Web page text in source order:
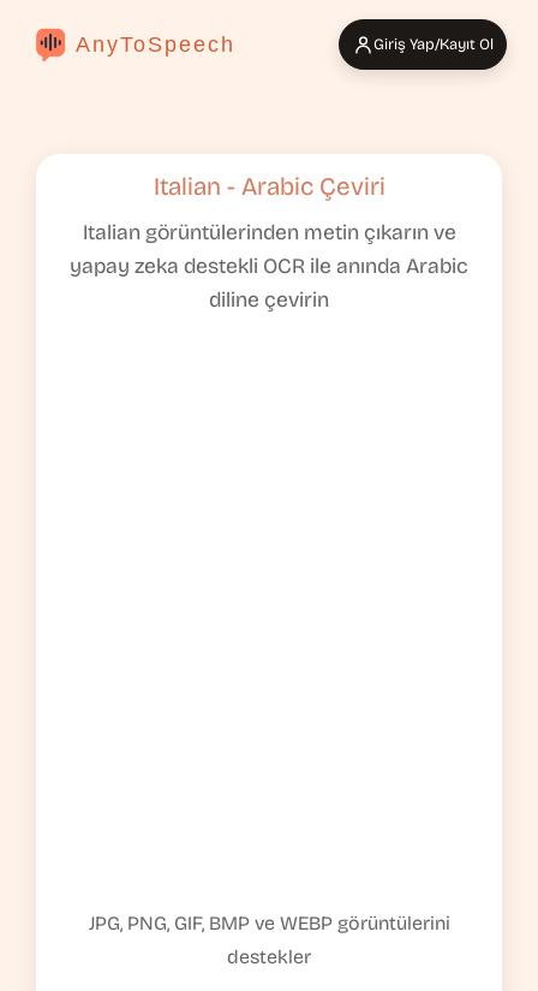
AnyToSpeech Giriş Yap/Kayıt Ol
Italian - Arabic Çeviri
Italian görüntülerinden metin çıkarın ve
yapay zeka destekli OCR ile anında Arabic
diline çevirin
JPG, PNG, GIF, BMP ve WEBP görüntülerini
destekler